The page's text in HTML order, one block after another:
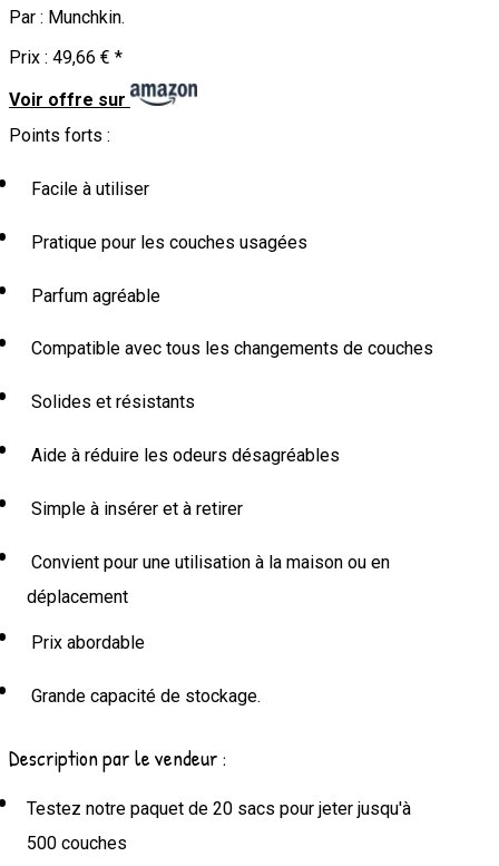
Par : Munchkin.
Prix : 49,66 € *
Voir offre sur
Points forts :
Facile à utiliser
Pratique pour les couches usagées
Parfum agréable
Compatible avec tous les changements de couches
Solides et résistants
Aide à réduire les odeurs désagréables
Simple à insérer et à retirer
Convient pour une utilisation à la maison ou en
déplacement
Prix abordable
Grande capacité de stockage.
Description par le vendeur :
Testez notre paquet de 20 sacs pour jeter jusqu'à
500 couches